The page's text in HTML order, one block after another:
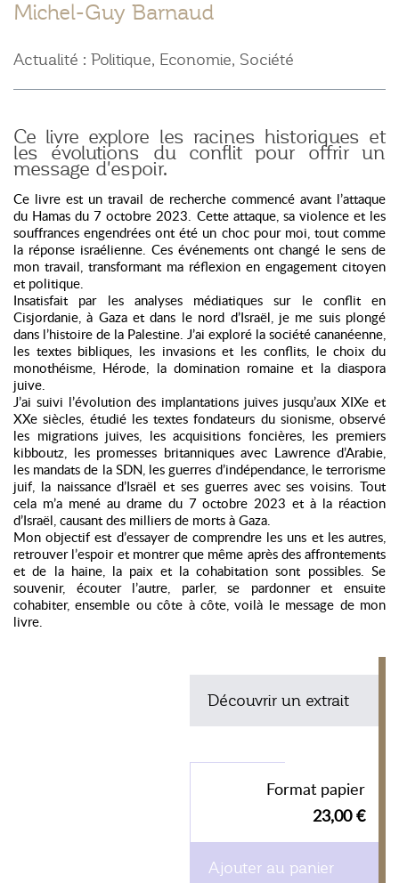
Michel-Guy Barnaud
Actualité : Politique, Economie, Société
Ce livre explore les racines historiques et
les évolutions du conflit pour offrir un
message d'espoir.
Ce livre est un travail de recherche commencé avant l’attaque
du Hamas du 7 octobre 2023. Cette attaque, sa violence et les
souffrances engendrées ont été un choc pour moi, tout comme
la réponse israélienne. Ces événements ont changé le sens de
mon travail, transformant ma réflexion en engagement citoyen
et politique.
Insatisfait par les analyses médiatiques sur le conflit en
Cisjordanie, à Gaza et dans le nord d’Israël, je me suis plongé
dans l’histoire de la Palestine. J’ai exploré la société cananéenne,
les textes bibliques, les invasions et les conflits, le choix du
monothéisme, Hérode, la domination romaine et la diaspora
juive.
J’ai suivi l’évolution des implantations juives jusqu’aux XIXe et
XXe siècles, étudié les textes fondateurs du sionisme, observé
les migrations juives, les acquisitions foncières, les premiers
kibboutz, les promesses britanniques avec Lawrence d’Arabie,
les mandats de la SDN, les guerres d’indépendance, le terrorisme
juif, la naissance d’Israël et ses guerres avec ses voisins. Tout
cela m’a mené au drame du 7 octobre 2023 et à la réaction
d’Israël, causant des milliers de morts à Gaza.
Mon objectif est d’essayer de comprendre les uns et les autres,
retrouver l’espoir et montrer que même après des affrontements
et de la haine, la paix et la cohabitation sont possibles. Se
souvenir, écouter l’autre, parler, se pardonner et ensuite
cohabiter, ensemble ou côte à côte, voilà le message de mon
livre.
Découvrir un extrait
Format papier
23,00 €
Ajouter au panier